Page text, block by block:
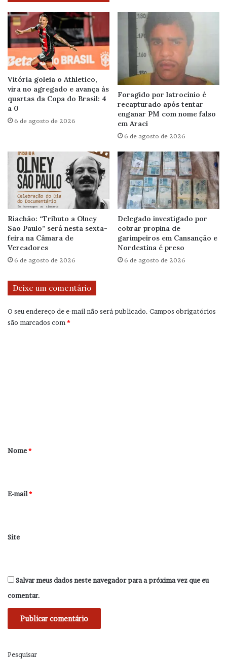
Vitória goleia o Athletico,
vira no agregado e avança às
quartas da Copa do Brasil: 4
a 0
6 de agosto de 2026
Foragido por latrocínio é
recapturado após tentar
enganar PM com nome falso
em Araci
6 de agosto de 2026
Riachão: “Tributo a Olney
São Paulo” será nesta sexta-
feira na Câmara de
Vereadores
6 de agosto de 2026
Delegado investigado por
cobrar propina de
garimpeiros em Cansanção e
Nordestina é preso
6 de agosto de 2026
Deixe um comentário
O seu endereço de e-mail não será publicado. Campos obrigatórios
são marcados com*
r
*
Nome*
E-mail*
Site
Salvar meus dados neste navegador para a próxima vez que eu
comentar.
Pesquisar